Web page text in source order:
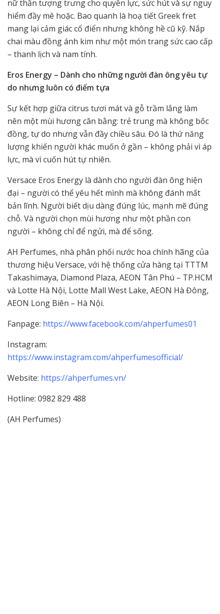
nữ thần tượng trưng cho quyền lực, sức hút và sự nguy
hiểm đầy mê hoặc. Bao quanh là hoạ tiết Greek fret
mang lại cảm giác cổ điển nhưng không hề cũ kỹ. Nắp
chai màu đồng ánh kim như một món trang sức cao cấp
– thanh lịch và nam tính.
Eros Energy – Dành cho những người đàn ông yêu tự
do nhưng luôn có điểm tựa
Sự kết hợp giữa citrus tươi mát và gỗ trầm lắng làm
nên một mùi hương cân bằng: trẻ trung mà không bốc
đồng, tự do nhưng vẫn đầy chiều sâu. Đó là thứ năng
lượng khiến người khác muốn ở gần – không phải vì áp
lực, mà vì cuốn hút tự nhiên.
Versace Eros Energy là dành cho người đàn ông hiện
đại – người có thể yêu hết mình mà không đánh mất
bản lĩnh. Người biết dịu dàng đúng lúc, mạnh mẽ đúng
chỗ. Và người chọn mùi hương như một phần con
người – không chỉ để ngửi, mà để sống.
AH Perfumes, nhà phân phối nước hoa chính hãng của
thương hiệu Versace, với hệ thống cửa hàng tại TTTM
Takashimaya, Diamond Plaza, AEON Tân Phú – TP.HCM
và Lotte Hà Nội, Lotte Mall West Lake, AEON Hà Đông,
AEON Long Biên – Hà Nội.
Fanpage: https://www.facebook.com/ahperfumes01
Instagram:
https://www.instagram.com/ahperfumesofficial/
Website: https://ahperfumes.vn/
Hotline: 0982 829 488
(AH Perfumes)